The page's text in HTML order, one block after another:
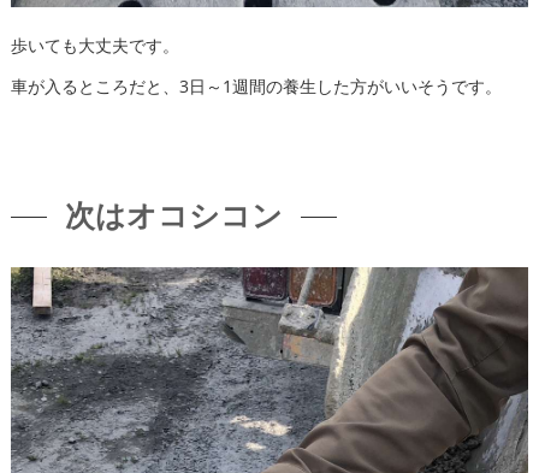
歩いても大丈夫です。
車が入るところだと、3日～1週間の養生した方がいいそうです。
次はオコシコン